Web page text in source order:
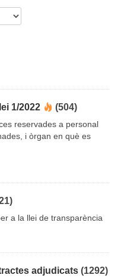
1/2022 (504)
reservades a personal
i òrgan en què es
a la llei de transparència
adjudicats (1292)